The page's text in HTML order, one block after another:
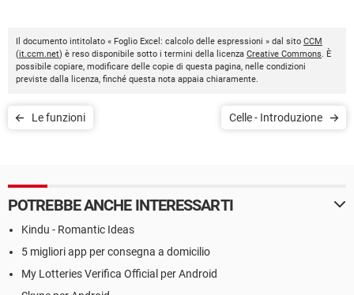
Il documento intitolato « Foglio Excel: calcolo delle espressioni » dal sito CCM
(it.ccm.net) è reso disponibile sotto i termini della licenza Creative Commons. È
possibile copiare, modificare delle copie di questa pagina, nelle condizioni
previste dalla licenza, finché questa nota appaia chiaramente.
Le funzioni Celle - Introduzione
POTREBBE ANCHE INTERESSARTI
Kindu - Romantic Ideas
5 migliori app per consegna a domicilio
My Lotteries Verifica Official per Android